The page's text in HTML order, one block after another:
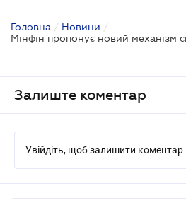
Головна / Новини /
Залиште коментар
Увійдіть, щоб залишити коментар